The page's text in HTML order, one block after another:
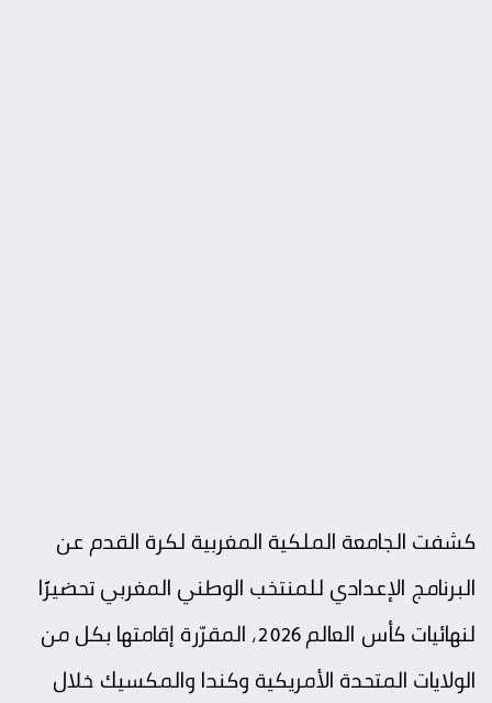
كشفت الجامعة الملكية المغربية لكرة القدم عن
البرنامج الإعدادي للمنتخب الوطني المغربي تحضيرًا
لنهائيات كأس العالم 2026، المقرّرة إقامتها بكل من
الولايات المتحدة الأمريكية وكندا والمكسيك خلال